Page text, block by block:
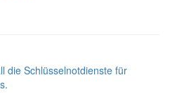
die Schlüsselnotdienste für